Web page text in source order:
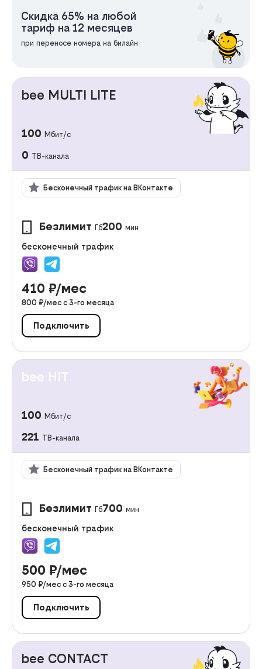
Скидка 65% на любой
тариф на 12 месяцев
при переносе номера на билайн
bee MULTI LITE
100 Мбит/с
0 ТВ-канала
Бесконечный трафик на ВКонтакте
Безлимит Гб200 мин
бесконечный трафик
410 ₽/мес
800 ₽/мес с 3-го месяца
Подключить
bee HIT
100 Мбит/с
221 ТВ-канала
Бесконечный трафик на ВКонтакте
Безлимит Гб700 мин
бесконечный трафик
500 ₽/мес
950 ₽/мес с 3-го месяца
Подключить
bee CONTACT